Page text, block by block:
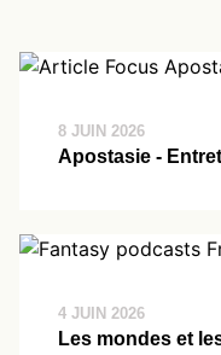
8 JUIN 2026
Apostasie -
4 JUIN 2026
Les mondes et